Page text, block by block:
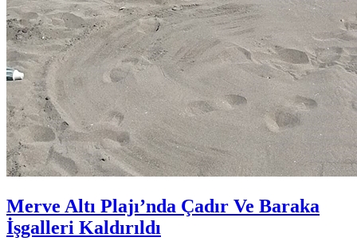
Merve Altı Plajı’nda Çadır Ve Baraka
İşgalleri Kaldırıldı